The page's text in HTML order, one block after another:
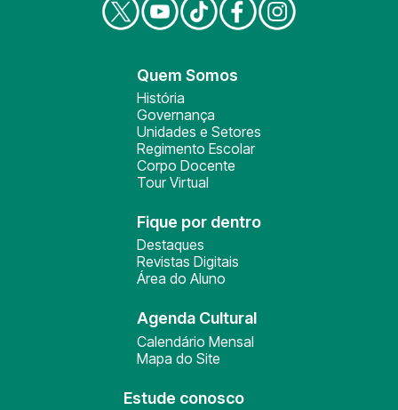
Quem Somos
História
Governança
Unidades e Setores
Regimento Escolar
Corpo Docente
Tour Virtual
Fique por dentro
Destaques
Revistas Digitais
Área do Aluno
Agenda Cultural
Calendário Mensal
Mapa do Site
Estude conosco